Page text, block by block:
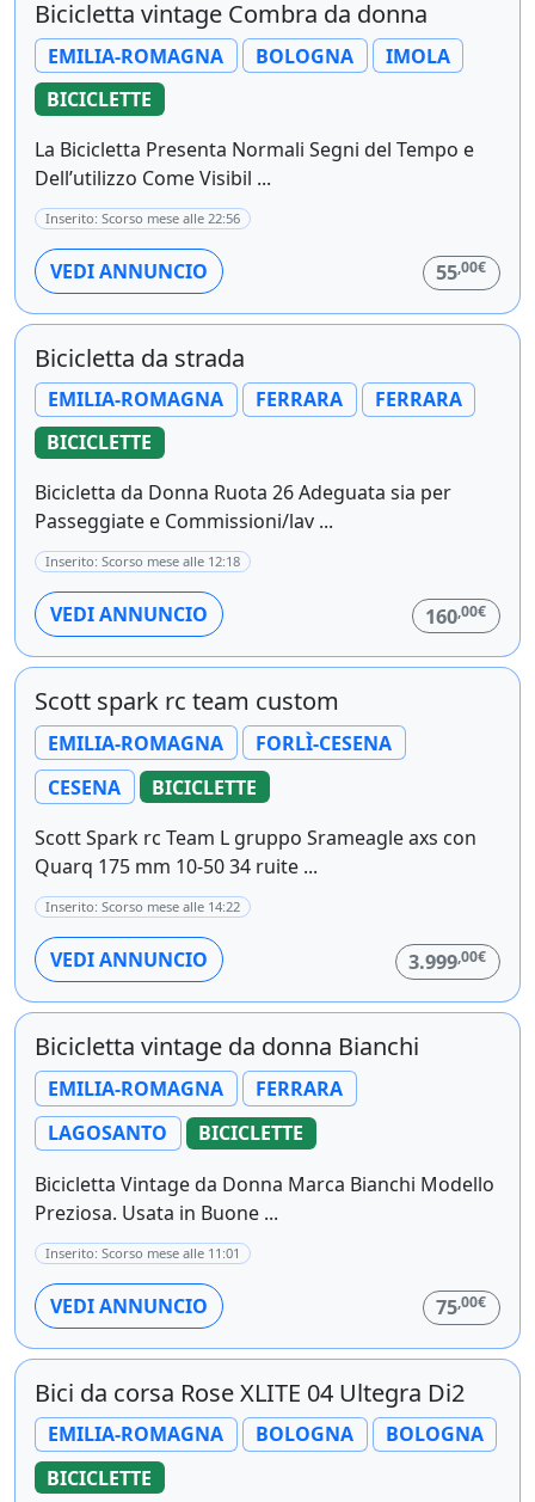
Bicicletta vintage Combra da donna
EMILIA-ROMAGNA BOLOGNA
IMOLA
BICICLETTE
La Bicicletta Presenta Normali Segni del Tempo e
Dell’utilizzo Come Visibil ...
Inserito: Scorso mese alle 22:56
VEDI ANNUNCIO 55,00€
Bicicletta da strada
EMILIA-ROMAGNA FERRARA
FERRARA
BICICLETTE
Bicicletta da Donna Ruota 26 Adeguata sia per
Passeggiate e Commissioni/lav ...
Inserito: Scorso mese alle 12:18
VEDI ANNUNCIO 160,00€
Scott spark rc team custom
EMILIA-ROMAGNA
FORLÌ-CESENA
CESENA
BICICLETTE
Scott Spark rc Team L gruppo Srameagle axs con
Quarq 175 mm 10-50 34 ruite ...
Inserito: Scorso mese alle 14:22
VEDI ANNUNCIO 3.999,00€
Bicicletta vintage da donna Bianchi
EMILIA-ROMAGNA
FERRARA
LAGOSANTO
BICICLETTE
Bicicletta Vintage da Donna Marca Bianchi Modello
Preziosa. Usata in Buone ...
Inserito: Scorso mese alle 11:01
VEDI ANNUNCIO 75,00€
Bici da corsa Rose XLITE 04 Ultegra Di2
EMILIA-ROMAGNA BOLOGNA
BOLOGNA
BICICLETTE